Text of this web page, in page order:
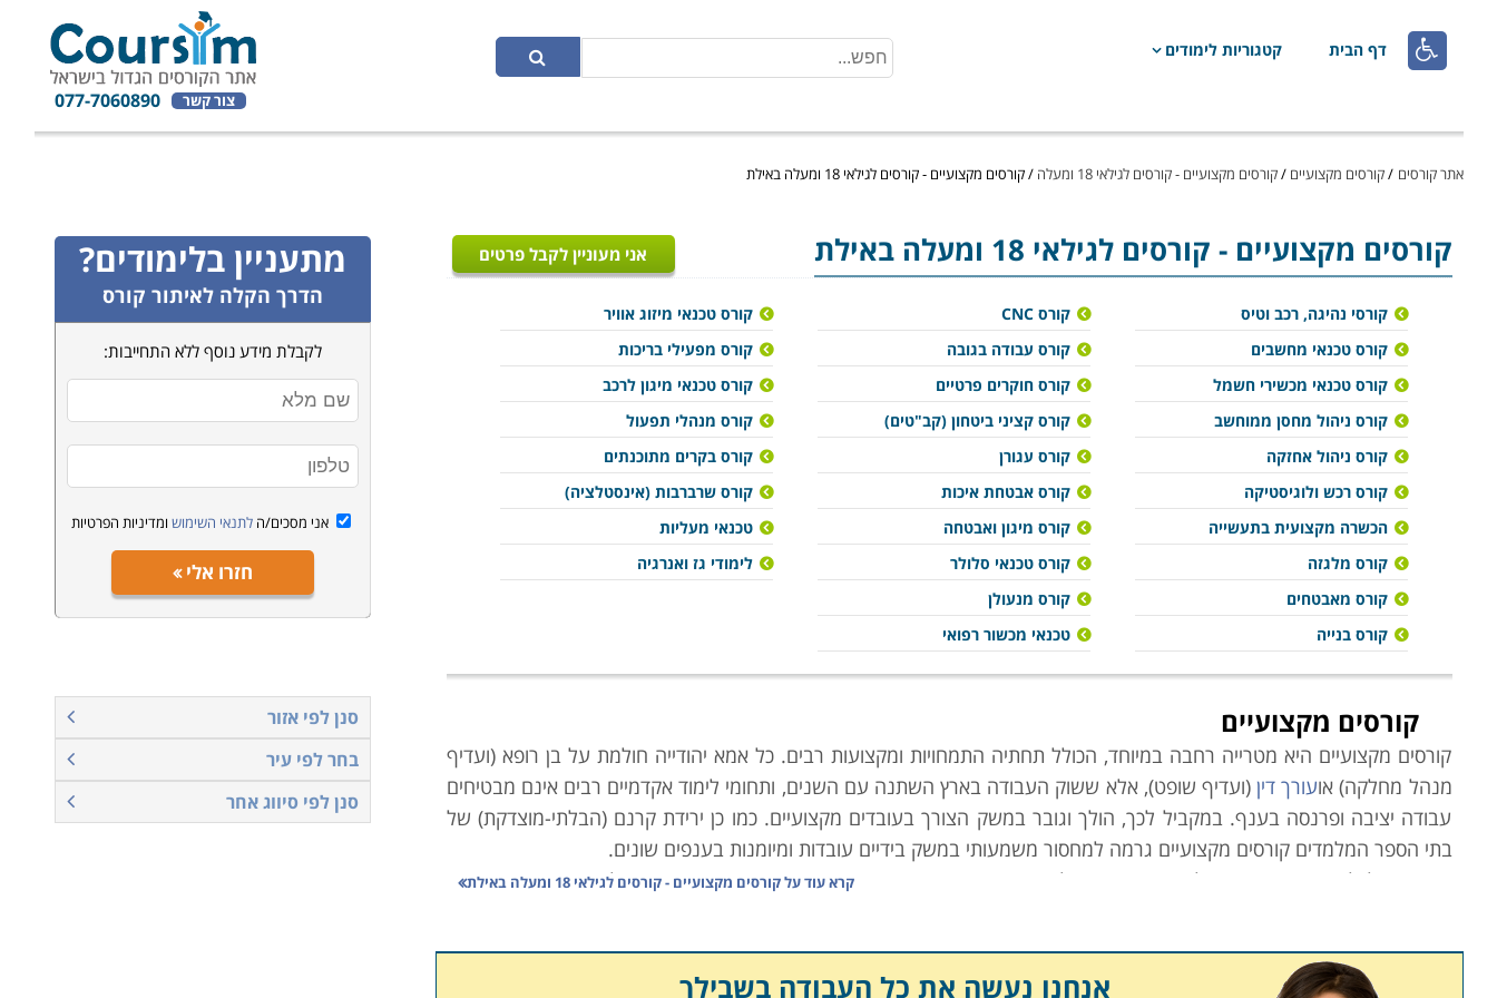
 דף הבית קטגוריות לימודים
צור קשר 077-7060890
אתר קורסים /קורסים מקצועיים /קורסים מקצועיים - קורסים לגילאי 18 ומעלה /קורסים מקצועיים - קורסים לגילאי 18 ומעלה באילת
קורסים מקצועיים- קורסים לגילאי 18 ומעלה באילת אני מעוניין לקבל פרטים
קורסי נהיגה, רכב וטיס
קורס טכנאי מחשבים
קורס טכנאי מכשירי חשמל
קורס ניהול מחסן ממוחשב
קורס ניהול אחזקה
קורס רכש ולוגיסטיקה
הכשרה מקצועית בתעשייה
קורס מלגזה
קורס מאבטחים
קורס בנייה
קורס CNC
קורס עבודה בגובה
קורס חוקרים פרטיים
קורס קציני ביטחון (קב"טים)
קורס עגורן
קורס אבטחת איכות
קורס מיגון ואבטחה
קורס טכנאי סלולר
קורס מנעולן
טכנאי מכשור רפואי
קורס טכנאי מיזוג אוויר
קורס מפעילי בריכות
קורס טכנאי מיגון לרכב
קורס מנהלי תפעול
קורס בקרים מתוכנתים
קורס שרברבות (אינסטלציה)
טכנאי מעליות
לימודי גז ואנרגיה
קורסים מקצועיים
קורסים מקצועיים היא מטרייה רחבה במיוחד, הכולל תחתיה התמחויות ומקצועות רבים. כל אמא יהודייה חולמת על בן רופא (ועדיף
מנהל מחלקה) אועורך דין (ועדיף שופט), אלא ששוק העבודה בארץ השתנה עם השנים, ותחומי לימוד אקדמיים רבים אינם מבטיחים
עבודה יציבה ופרנסה בענף. במקביל לכך, הולך וגובר במשק הצורך בעובדים מקצועיים. כמו כן ירידת קרנם (הבלתי-מוצדקת) של
בתי הספר המלמדים קורסים מקצועיים גרמה למחסור משמעותי במשק בידיים עובדות ומיומנות בענפים שונים.
משרד הכלכלה הוא הגורם הממלכתי אשר מנסה לסייע באיזון הנדרש, וגורמי המחקר הממונים בו פרסמו טבלה זו אשר מנתחת את
ביולוגים, פקידי בנק,צלמים קניינים, עיתונאים,גרפיקאים , בוגרי לימודי מדעי הרוח, מורים על-תיכוניים, ואפילו
קרא עוד עלקורסים מקצועיים - קורסים לגילאי 18 ומעלה באילת
אנחנו נעשה את כל העבודה בשבילך
מתעניין בלימודים?
הדרך הקלה לאיתור קורס
לקבלת מידע נוסף ללא התחייבות:
אני מסכים/הלתנאי השימוש ומדיניות הפרטיות
חזרו אלי
סנן לפי אזור
בחר לפי עיר
סנן לפי סיווג אחר